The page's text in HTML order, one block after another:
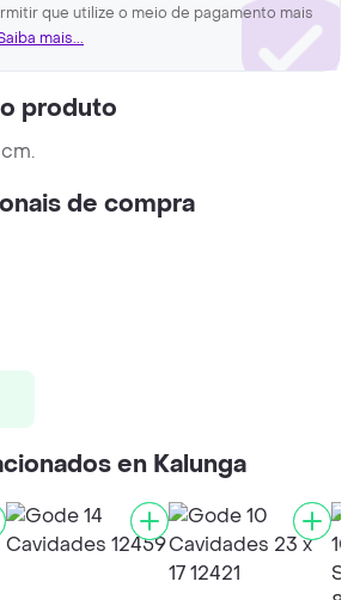
que utilize o meio de pagamento mais
mais...
produto
de compra
en Kalunga